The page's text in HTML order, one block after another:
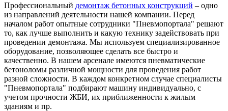
Профессиональный демонтаж бетонных конструкций – одно
из направлений деятельности нашей компании. Перед
началом работ опытные сотрудники "Пневмопортала" решают
то, как лучше выполнить и какую технику задействовать при
проведении демонтажа. Мы используем специализированное
оборудование, позволяющее сделать все быстро и
качественно. В нашем арсенале имеются пневматические
бетоноломы различной мощности для проведения работ
разной сложности. В каждом конкретном случае специалисты
"Пневмопортала" подбирают машину индивидуально, с
учетом прочности ЖБИ, их приближенности к жилым
зданиям и пр.